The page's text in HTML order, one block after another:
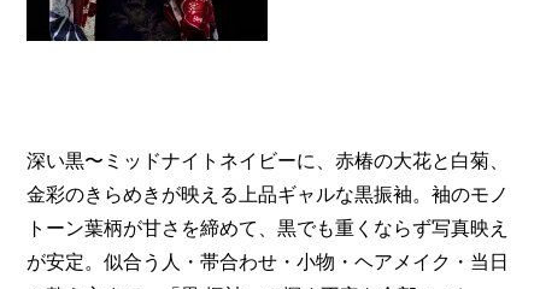
深い黒〜ミッドナイトネイビーに、赤椿の大花と白菊、
金彩のきらめきが映える上品ギャルな黒振袖。袖のモノ
トーン葉柄が甘さを締めて、黒でも重くならず写真映え
が安定。似合う人・帯合わせ・小物・ヘアメイク・当日